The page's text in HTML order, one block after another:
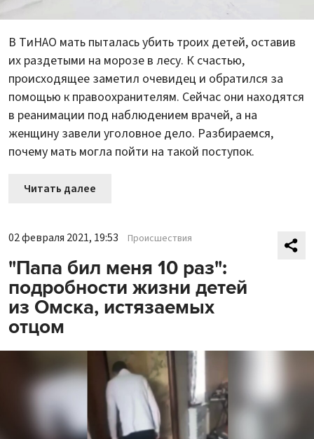
В ТиНАО мать пыталась убить троих детей, оставив
их раздетыми на морозе в лесу. К счастью,
происходящее заметил очевидец и обратился за
помощью к правоохранителям. Сейчас они находятся
в реанимации под наблюдением врачей, а на
женщину завели уголовное дело. Разбираемся,
почему мать могла пойти на такой поступок.
Читать далее
02 февраля 2021, 19:53 Происшествия
"Папа бил меня 10 раз":
подробности жизни детей
из Омска, истязаемых
отцом